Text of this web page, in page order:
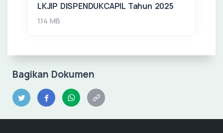
LKJIP DISPENDUKCAPIL Tahun 2025
1.14 MB
Bagikan Dokumen